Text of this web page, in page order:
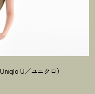
U／ユニクロ）